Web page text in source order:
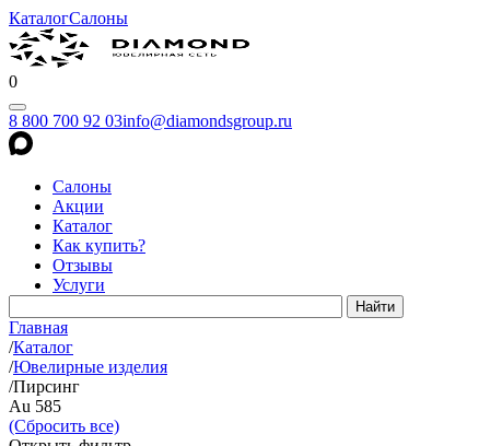
КаталогСалоны
0
8 800 700 92 03info@diamondsgroup.ru
Салоны
Акции
Каталог
Как купить?
Отзывы
Услуги
Главная
/Каталог
/Ювелирные изделия
/Пирсинг
Au 585
(Сбросить все)